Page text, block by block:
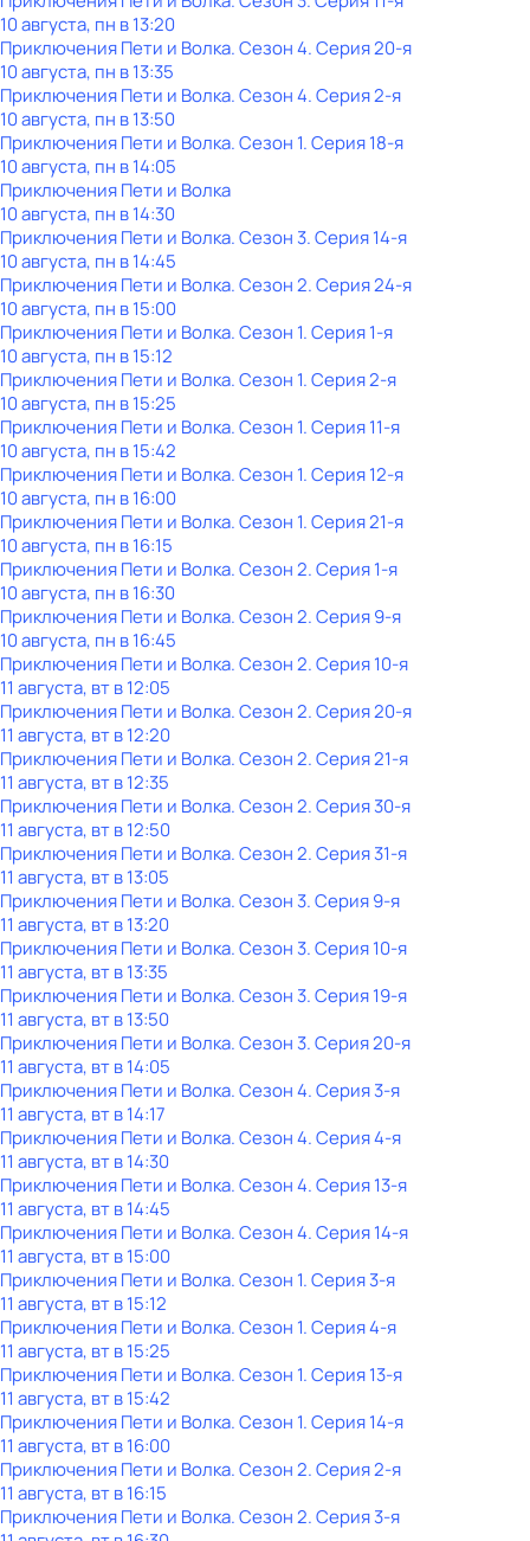
10 августа, пн в 13:20
Приключения Пети и Волка. Сезон 4. Серия 20-я
10 августа, пн в 13:35
Приключения Пети и Волка. Сезон 4. Серия 2-я
10 августа, пн в 13:50
Приключения Пети и Волка. Сезон 1. Серия 18-я
10 августа, пн в 14:05
Приключения Пети и Волка
10 августа, пн в 14:30
Приключения Пети и Волка. Сезон 3. Серия 14-я
10 августа, пн в 14:45
Приключения Пети и Волка. Сезон 2. Серия 24-я
10 августа, пн в 15:00
Приключения Пети и Волка. Сезон 1. Серия 1-я
10 августа, пн в 15:12
Приключения Пети и Волка. Сезон 1. Серия 2-я
10 августа, пн в 15:25
Приключения Пети и Волка. Сезон 1. Серия 11-я
10 августа, пн в 15:42
Приключения Пети и Волка. Сезон 1. Серия 12-я
10 августа, пн в 16:00
Приключения Пети и Волка. Сезон 1. Серия 21-я
10 августа, пн в 16:15
Приключения Пети и Волка. Сезон 2. Серия 1-я
10 августа, пн в 16:30
Приключения Пети и Волка. Сезон 2. Серия 9-я
10 августа, пн в 16:45
Приключения Пети и Волка. Сезон 2. Серия 10-я
11 августа, вт в 12:05
Приключения Пети и Волка. Сезон 2. Серия 20-я
11 августа, вт в 12:20
Приключения Пети и Волка. Сезон 2. Серия 21-я
11 августа, вт в 12:35
Приключения Пети и Волка. Сезон 2. Серия 30-я
11 августа, вт в 12:50
Приключения Пети и Волка. Сезон 2. Серия 31-я
11 августа, вт в 13:05
Приключения Пети и Волка. Сезон 3. Серия 9-я
11 августа, вт в 13:20
Приключения Пети и Волка. Сезон 3. Серия 10-я
11 августа, вт в 13:35
Приключения Пети и Волка. Сезон 3. Серия 19-я
11 августа, вт в 13:50
Приключения Пети и Волка. Сезон 3. Серия 20-я
11 августа, вт в 14:05
Приключения Пети и Волка. Сезон 4. Серия 3-я
11 августа, вт в 14:17
Приключения Пети и Волка. Сезон 4. Серия 4-я
11 августа, вт в 14:30
Приключения Пети и Волка. Сезон 4. Серия 13-я
11 августа, вт в 14:45
Приключения Пети и Волка. Сезон 4. Серия 14-я
11 августа, вт в 15:00
Приключения Пети и Волка. Сезон 1. Серия 3-я
11 августа, вт в 15:12
Приключения Пети и Волка. Сезон 1. Серия 4-я
11 августа, вт в 15:25
Приключения Пети и Волка. Сезон 1. Серия 13-я
11 августа, вт в 15:42
Приключения Пети и Волка. Сезон 1. Серия 14-я
11 августа, вт в 16:00
Приключения Пети и Волка. Сезон 2. Серия 2-я
11 августа, вт в 16:15
Приключения Пети и Волка. Сезон 2. Серия 3-я